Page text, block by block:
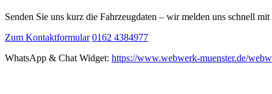
Senden Sie uns kurz die Fahrzeugdaten – wir melden uns schnell
Zum Kontaktformular 0162 4384977
WhatsApp & Chat Widget: https://www.webwerk-muenster.de/